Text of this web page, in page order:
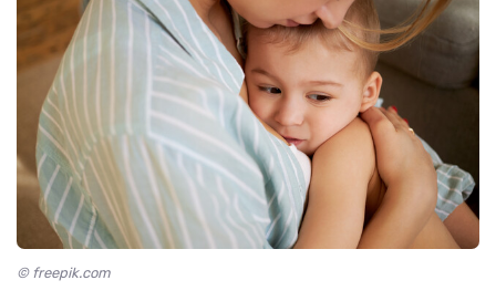
© freepik.com